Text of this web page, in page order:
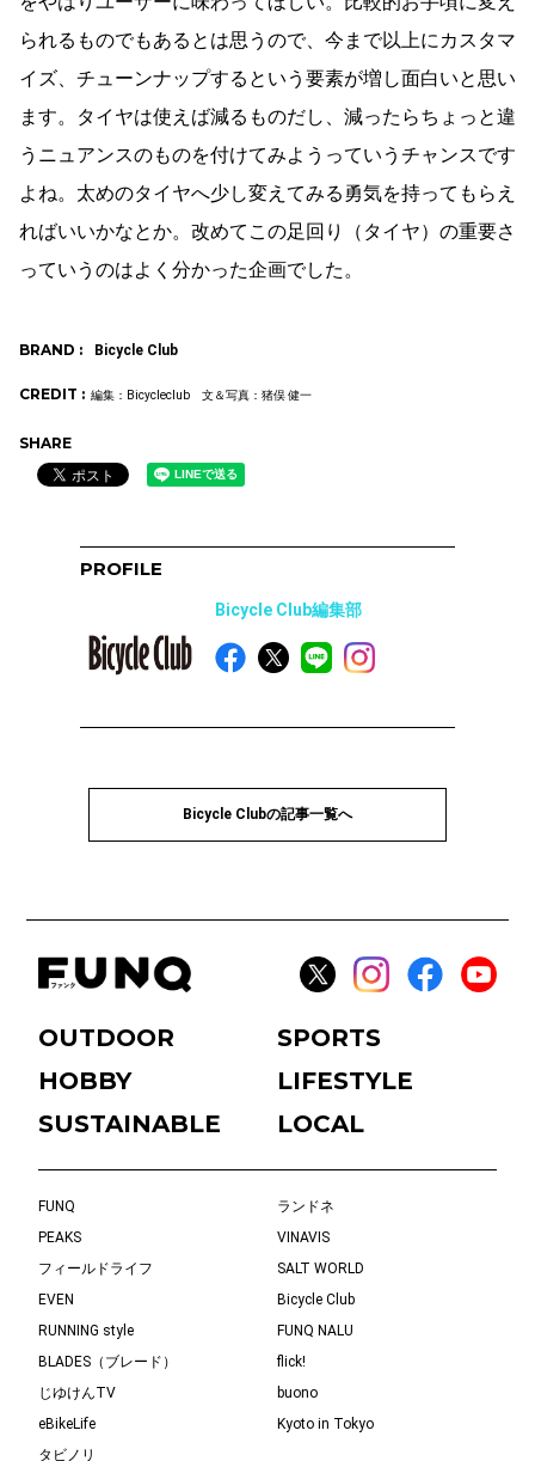
られるものでもあるとは思うので、今まで以上にカスタマ
イズ、チューンナップするという要素が増し面白いと思い
ます。タイヤは使えば減るものだし、減ったらちょっと違
うニュアンスのものを付けてみようっていうチャンスです
よね。太めのタイヤへ少し変えてみる勇気を持ってもらえ
ればいいかなとか。改めてこの足回り（タイヤ）の重要さ
っていうのはよく分かった企画でした。
BRAND : Bicycle Club
CREDIT : 編集：Bicycleclub 文＆写真：猪俣 健一
SHARE
PROFILE
Bicycle Club編集部
Bicycle Clubの記事一覧へ
OUTDOOR
SPORTS
HOBBY
LIFESTYLE
SUSTAINABLE
LOCAL
FUNQ
ランドネ
PEAKS
VINAVIS
フィールドライフ
SALT WORLD
EVEN
Bicycle Club
RUNNING style
FUNQ NALU
BLADES（ブレード）
flick!
じゆけんTV
buono
eBikeLife
Kyoto in Tokyo
タビノリ